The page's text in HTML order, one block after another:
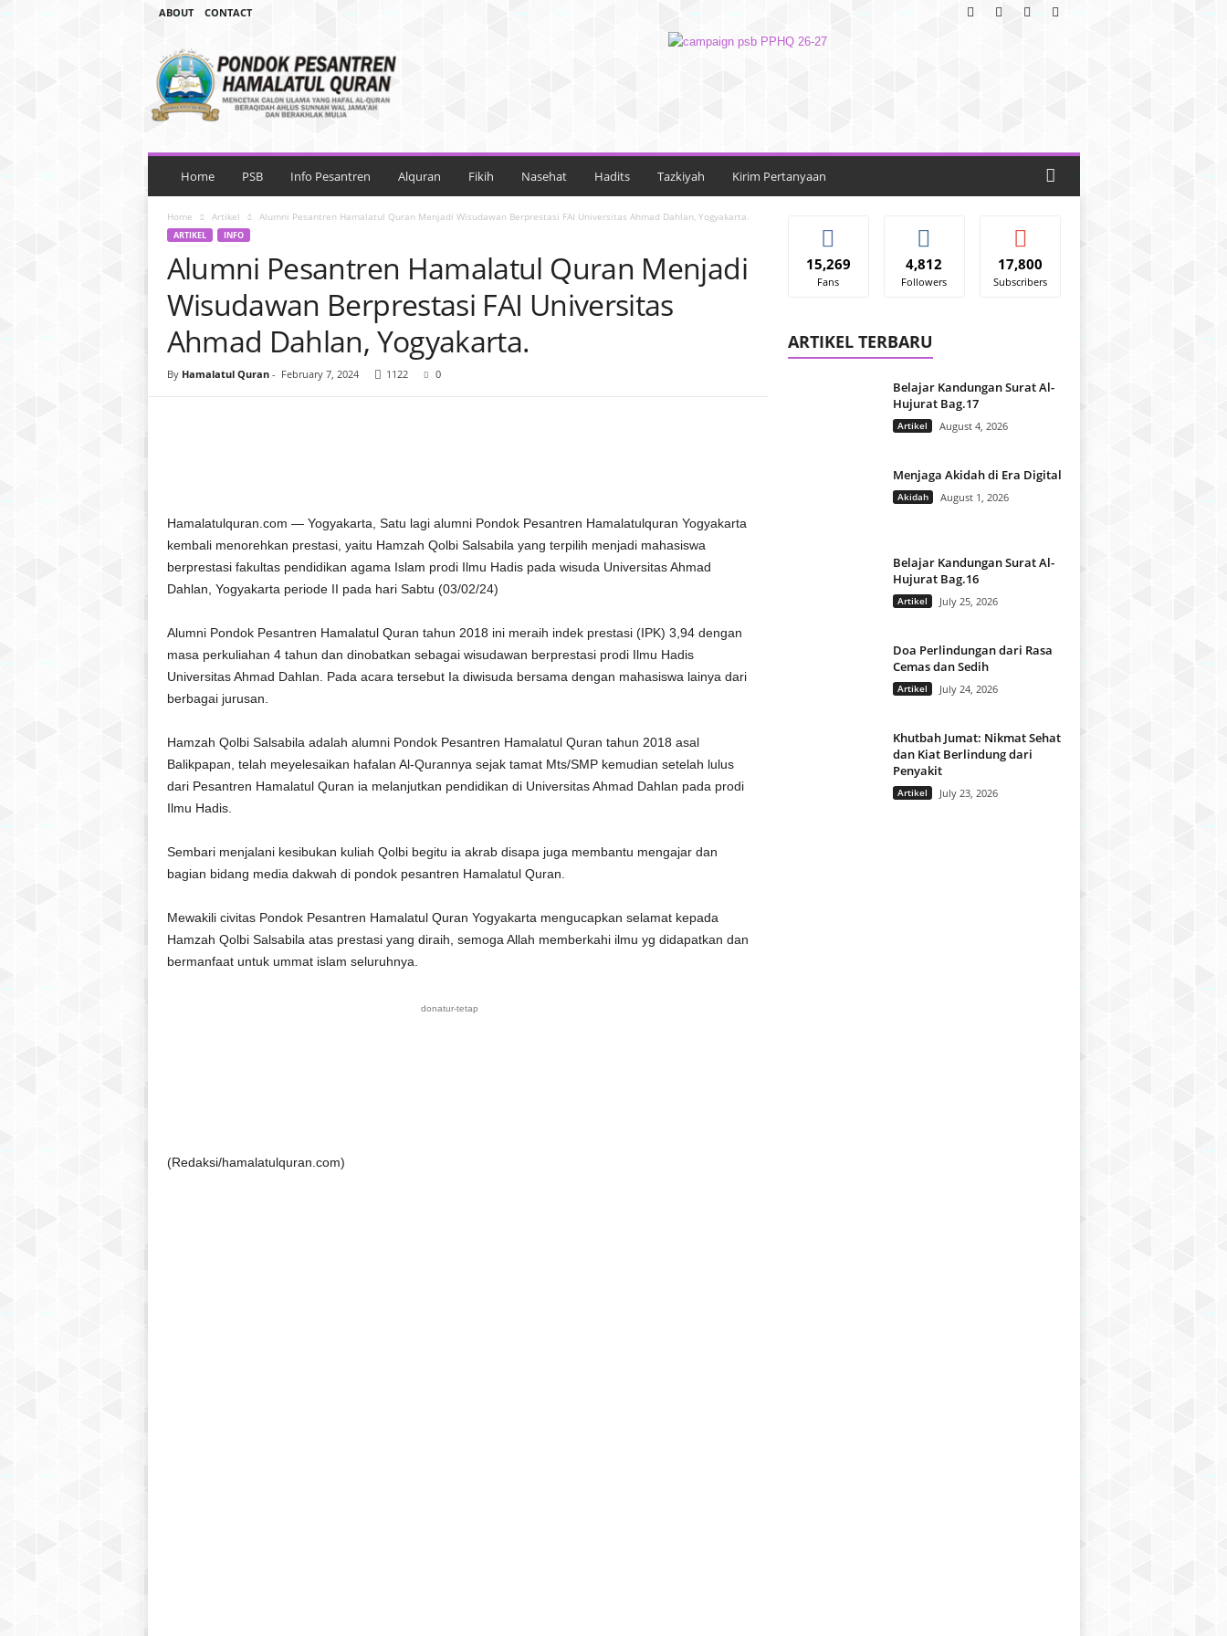
ABOUT CONTACT
n
r
n
Home PSB Info Pesantren Alquran Fikih Nasehat Hadits Tazkiyah Kirim Pertanyaan
Home Artikel Alumni Pesantren Hamalatul Quran Menjadi Wisudawan Berprestasi FAI Universitas Ahmad Dahlan, Yogyakarta.
ARTIKEL INFO
Alumni Pesantren Hamalatul Quran Menjadi
Wisudawan Berprestasi FAI Universitas
Ahmad Dahlan, Yogyakarta.
By Hamalatul Quran- February 7, 2024 1122 0
Hamalatulquran.com — Yogyakarta, Satu lagi alumni Pondok Pesantren Hamalatulquran Yogyakarta
kembali menorehkan prestasi, yaitu Hamzah Qolbi Salsabila yang terpilih menjadi mahasiswa
berprestasi fakultas pendidikan agama Islam prodi Ilmu Hadis pada wisuda Universitas Ahmad
Dahlan, Yogyakarta periode II pada hari Sabtu (03/02/24)
Alumni Pondok Pesantren Hamalatul Quran tahun 2018 ini meraih indek prestasi (IPK) 3,94 dengan
masa perkuliahan 4 tahun dan dinobatkan sebagai wisudawan berprestasi prodi Ilmu Hadis
Universitas Ahmad Dahlan. Pada acara tersebut Ia diwisuda bersama dengan mahasiswa lainya dari
berbagai jurusan.
Hamzah Qolbi Salsabila adalah alumni Pondok Pesantren Hamalatul Quran tahun 2018 asal
Balikpapan, telah meyelesaikan hafalan Al-Qurannya sejak tamat Mts/SMP kemudian setelah lulus
dari Pesantren Hamalatul Quran ia melanjutkan pendidikan di Universitas Ahmad Dahlan pada prodi
Ilmu Hadis.
Sembari menjalani kesibukan kuliah Qolbi begitu ia akrab disapa juga membantu mengajar dan
bagian bidang media dakwah di pondok pesantren Hamalatul Quran.
Mewakili civitas Pondok Pesantren Hamalatul Quran Yogyakarta mengucapkan selamat kepada
Hamzah Qolbi Salsabila atas prestasi yang diraih, semoga Allah memberkahi ilmu yg didapatkan dan
bermanfaat untuk ummat islam seluruhnya.
donatur-tetap
(Redaksi/hamalatulquran.com)
15,269
Fans
4,812
Followers
17,800
Subscribers
ARTIKEL TERBARU
Belajar Kandungan Surat Al-
Hujurat Bag.17
Artikel August 4, 2026
Menjaga Akidah di Era Digital
Akidah August 1, 2026
Belajar Kandungan Surat Al-
Hujurat Bag.16
Artikel July 25, 2026
Doa Perlindungan dari Rasa
Cemas dan Sedih
Artikel July 24, 2026
Khutbah Jumat: Nikmat Sehat
dan Kiat Berlindung dari
Penyakit
Artikel July 23, 2026